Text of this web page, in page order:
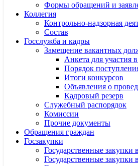
Формы обращений и
Коллегия
Контрольно-надзорная
Состав
Госслужба и кадры
Замещение вакантных
Анкета для участия
Порядок
Итоги конкурсов
Объявления о
Кадровый резерв
Служебный распорядок
Комиссии
Прочие документы
Обращения граждан
Госзакупки
Государственные закупки
Государственные закупки